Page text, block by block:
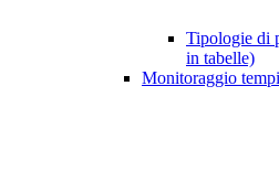
Tipologie di
in tabelle)
Monitoraggio